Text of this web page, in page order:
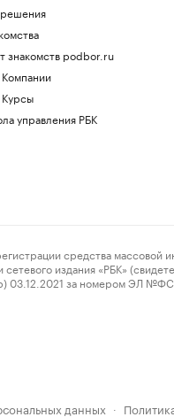
знакомств podbor.ru
управления РБК
средства массовой
издания «РБК»
03.12.2021 за номером ЭЛ
данных ·